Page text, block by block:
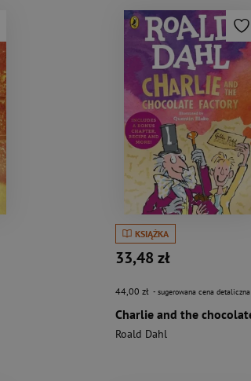
KSIĄŻKA
33,48 zł
44,00 zł - sugerowana cena detaliczna
Roald Dahl